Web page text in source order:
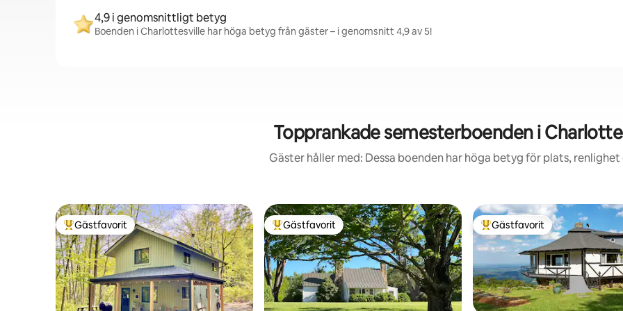
4,9 i genomsnittligt betyg
Boenden i Charlottesville har höga betyg från gäster – i genomsnitt 4,9 av 5!
Topprankade semesterboenden i
Gäster håller med: Dessa boenden har höga betyg för plats, renlighet
Populär gästfavorit
Gästfavorit Populär gästfavorit
Gästfavorit Populär gästfavorit
Gästfavorit